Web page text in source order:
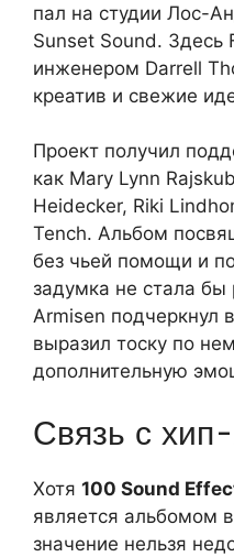
пал на студии Лос-
Sunset Sound. Здесь
инженером Darrell
креатив и свежие
Проект получил
как Mary Lynn
Heidecker, Riki
Tench. Альбом
без чьей помощи и
задумка не стала бы
Armisen подчеркнул
выразил тоску по
дополнительную
Связь с
Хотя 100 Sound
является альбомом
значение нельзя